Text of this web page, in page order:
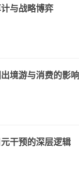
与战略博弈
境游与消费的影响
干预的深层逻辑